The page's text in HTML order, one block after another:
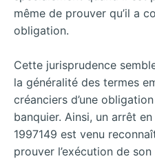
même de prouver qu’il a
obligation.
Cette jurisprudence
la généralité des termes
créanciers d’une
banquier. Ainsi, un arrêt
1997149 est venu
prouver l’exécution de